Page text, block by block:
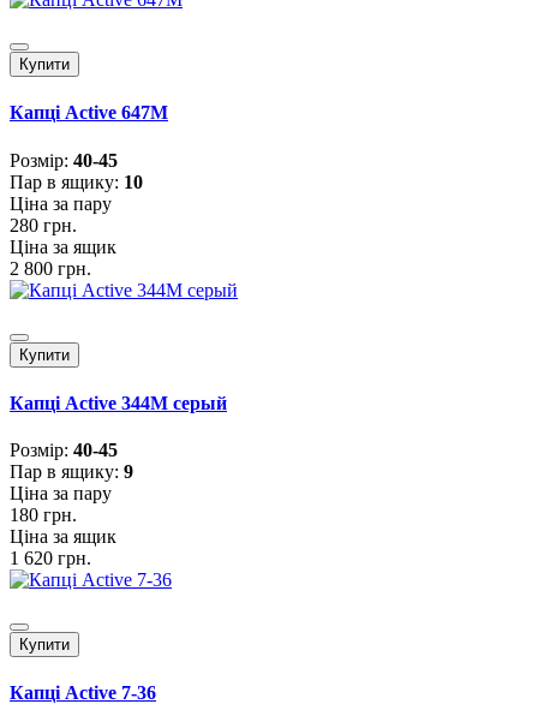
Купити
Капці Active 647M
Розмiр: 40-45
Пар в ящику: 10
Ціна за пару
280 грн.
Ціна за ящик
2 800 грн.
Купити
Капці Active 344М серый
Розмiр: 40-45
Пар в ящику: 9
Ціна за пару
180 грн.
Ціна за ящик
1 620 грн.
Купити
Капці Active 7-36